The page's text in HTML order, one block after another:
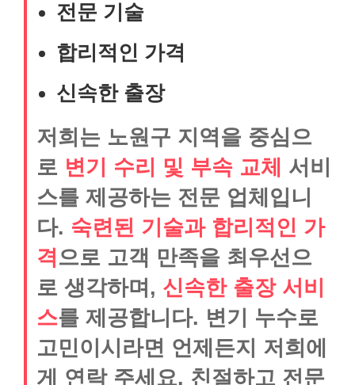
전문 기술
합리적인 가격
신속한 출장
저희는 노원구 지역을 중심으
로 변기 수리 및 부속 교체 서비
스를 제공하는 전문 업체입니
다. 숙련된 기술과 합리적인 가
격으로 고객 만족을 최우선으
로 생각하며, 신속한 출장 서비
스를 제공합니다. 변기 누수로
고민이시라면 언제든지 저희에
게 연락 주세요. 친절하고 전문